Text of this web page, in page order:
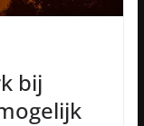
bij